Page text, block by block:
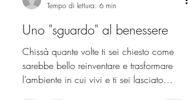
fulviadezi
Tempo di lettura: 6 min
Uno "sguardo" al benessere
Chissà quante volte ti sei chiesto come